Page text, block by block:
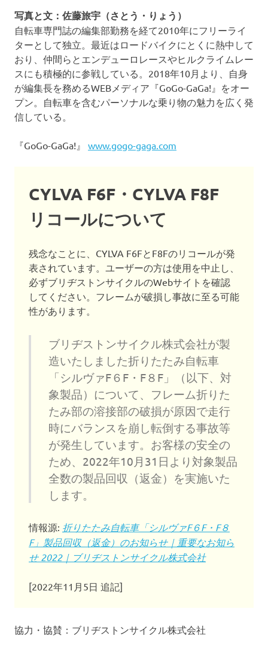
写真と文：佐藤旅宇（さとう・りょう）
自転車専門誌の編集部勤務を経て2010年にフリーライ
ターとして独立。最近はロードバイクにとくに熱中して
おり、仲間らとエンデューロレースやヒルクライムレー
スにも積極的に参戦している。2018年10月より、自身
が編集長を務めるWEBメディア『GoGo-GaGa!』をオー
プン。自転車を含むパーソナルな乗り物の魅力を広く発
信している。
『GoGo-GaGa!』 www.gogo-gaga.com
CYLVA F6F・CYLVA F8F
リコールについて
残念なことに、CYLVA F6FとF8Fのリコールが発
表されています。ユーザーの方は使用を中止し、
必ずブリヂストンサイクルのWebサイトを確認
してください。フレームが破損し事故に至る可能
性があります。
ブリヂストンサイクル株式会社が製
造いたしました折りたたみ自転車
「シルヴァF６F・F８F」（以下、対
象製品）について、フレーム折りた
たみ部の溶接部の破損が原因で走行
時にバランスを崩し転倒する事故等
が発生しています。お客様の安全の
ため、2022年10月31日より対象製品
全数の製品回収（返金）を実施いた
します。
情報源: 折りたたみ自転車「シルヴァF６F・F８
F」製品回収（返金）のお知らせ｜重要なお知ら
せ 2022｜ブリヂストンサイクル株式会社
[2022年11月5日 追記]
協力・協賛：ブリヂストンサイクル株式会社